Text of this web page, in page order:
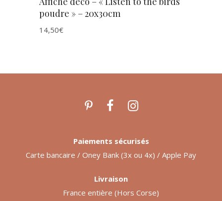
poudre » – 20x30cm
14,50€
Paiements sécurisés
Carte bancaire / Oney Bank (3x ou 4x) / Apple Pay
Livraison
France entière (Hors Corse)